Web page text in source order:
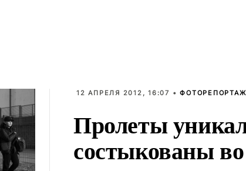
12 АПРЕЛЯ 2012, 16:07 •ФОТОРЕПОРТАЖ
Пролеты
состыкованы